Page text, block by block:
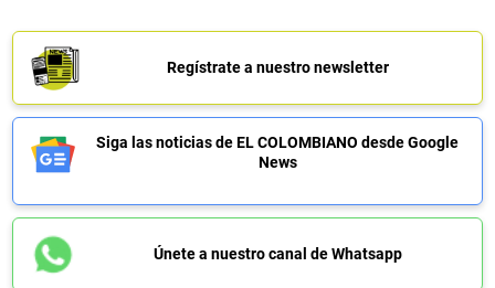
Regístrate a nuestro newsletter
Siga las noticias de EL COLOMBIANO desde Google
News
Únete a nuestro canal de Whatsapp